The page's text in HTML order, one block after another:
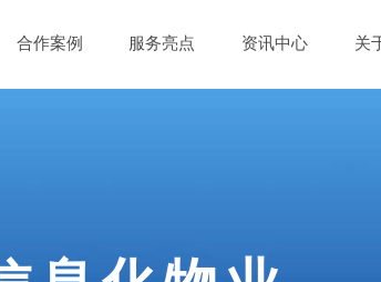
合作案例 服务亮点 资讯中心 关